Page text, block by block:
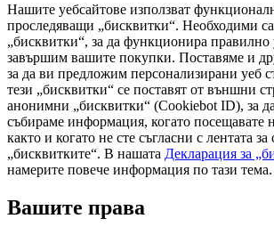
Нашите уебсайтове използват
проследяващи „бисквитки“. Необходими
„бисквитки“, за да функционира правилно
завършим вашите покупки. Поставяме и
за да ви предложим персонализирани уеб
тези „бисквитки“ се поставят от външни
анонимни „бисквитки“ (Cookiebot ID), за
събираме информация, когато посещавате
както и когато не сте съгласни с лентата за
„бисквитките“. В нашата Декларация за
намерите повече информация по тази тема.
Вашите права